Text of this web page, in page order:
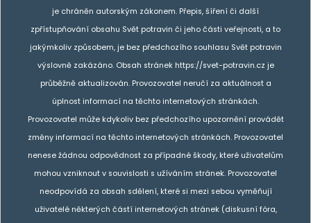
je chráněn autorským zákonem. Přepis, šíření či další
zpřístupňování obsahu Svět potravin či jeho části veřejnosti, a to
jakýmkoliv způsobem, je bez předchozího souhlasu Svět potravin
výslovně zakázáno. Obsah stránek https://svet-potravin.cz je
průběžně aktualizován. Provozovatel neručí za aktuálnost a
úplnost informací na těchto internetových stránkách.
Provozovatel může kdykoliv bez předchozího upozornění provádět
změny informací na těchto internetových stránkách. Provozovatel
nenese žádnou odpovědnost za případné škody, které uživatelům
mohou vzniknout v souvislosti s užíváním stránek. Provozovatel
neodpovídá za obsah sdělení, které si mezi sebou vyměňují
uživatelé některých částí internetových stránek (diskusní fóra,